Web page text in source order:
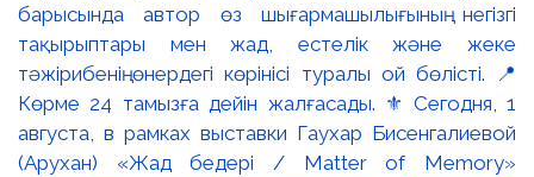
барысында автор өз шығармашылығының негізгі
тақырыптары мен жад, естелік және жеке
тәжірибенің өнердегі көрінісі туралы ой бөлісті. 📍
Көрме 24 тамызға дейін жалғасады. ⚜️ Сегодня, 1
августа, в рамках выставки Гаухар Бисенгалиевой
(Арухан) «Жад бедері / Matter of Memory»